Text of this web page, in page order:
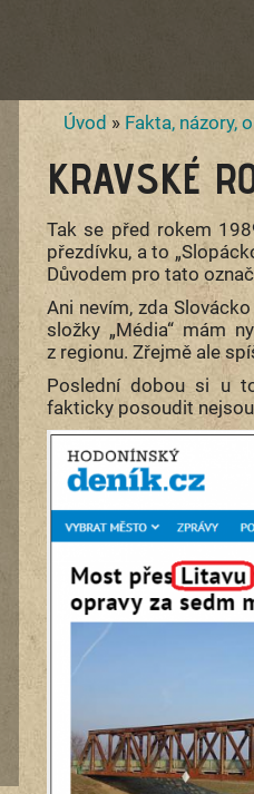
Úvod » Fakta, názory,
KRAVSKÉ
Tak se před rokem
přezdívku, a to
Důvodem pro tato
Ani nevím, zda
složky „Média“ mám
z regionu. Zřejmě ale
Poslední dobou si u
fakticky posoudit